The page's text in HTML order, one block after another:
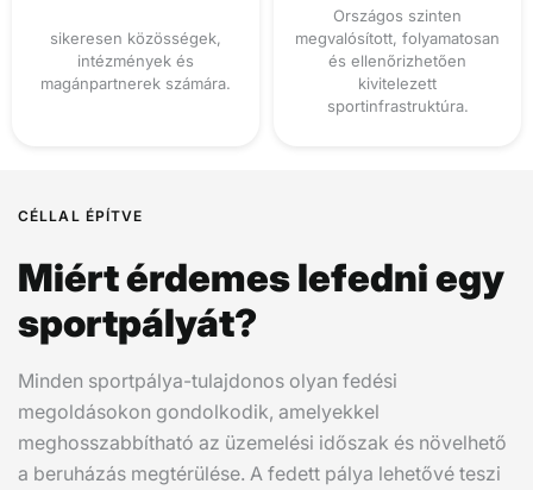
sikeresen közösségek,
intézmények és
magánpartnerek számára.
Országos szinten
megvalósított, folyamatosan
és ellenőrizhetően
kivitelezett
sportinfrastruktúra.
CÉLLAL ÉPÍTVE
Miért érdemes lefedni egy
sportpályát?
Minden sportpálya-tulajdonos olyan fedési
megoldásokon gondolkodik, amelyekkel
meghosszabbítható az üzemelési időszak és növelhető
a beruházás megtérülése. A fedett pálya lehetővé teszi